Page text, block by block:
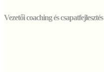
Vezetői coaching és csapatfejlesztés